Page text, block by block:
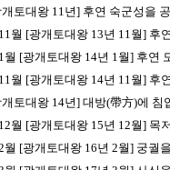
토대왕 11년] 후연 숙군성을
월 [광개토대왕 13년 11월] 후
월 [광개토대왕 14년 1월] 후연
월 [광개토대왕 14년 11월] 후
토대왕 14년] 대방(帶方)에 침
월 [광개토대왕 15년 12월] 목
월 [광개토대왕 16년 2월] 궁궐